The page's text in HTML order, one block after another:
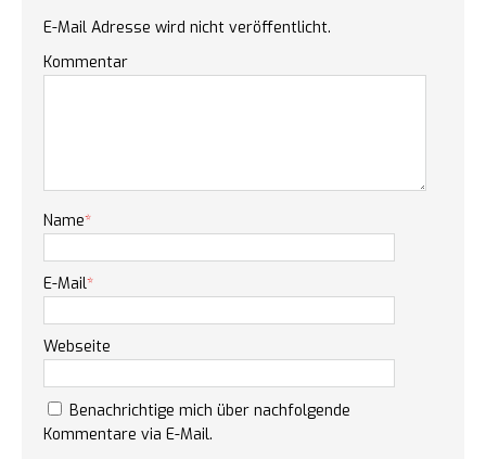
E-Mail Adresse wird nicht veröffentlicht.
Kommentar
Name*
E-Mail*
Webseite
Benachrichtige mich über nachfolgende
Kommentare via E-Mail.